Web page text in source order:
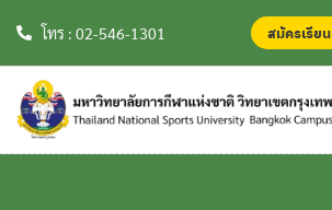
โทร : 02-546-1301 สมัครเรียน